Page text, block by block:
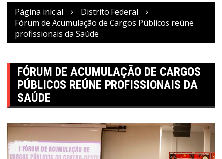
Página inicial
Distrito Federal
Fórum de Acumulação de Cargos Públicos reúne
profissionais da Saúde
FÓRUM DE ACUMULAÇÃO DE CARGOS
PÚBLICOS REÚNE PROFISSIONAIS DA
SAÚDE